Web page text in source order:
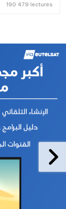
190 479 lectures